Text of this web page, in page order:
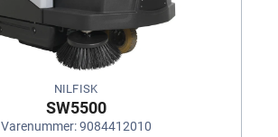
NILFISK
SW5500
Varenummer: 9084412010